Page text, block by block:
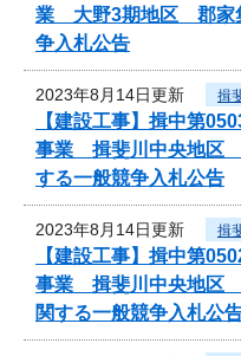
業 大野3期地区 郡家
争入札公告
2023年8月14日更新 揖
【建設工事】揖中第
事業 揖斐川中央地区
する一般競争入札公告
2023年8月14日更新 揖
【建設工事】揖中第
事業 揖斐川中央地区
関する一般競争入札公